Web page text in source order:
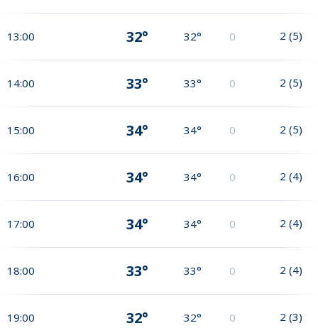
13:00 32° 32° 0 2 (5)
14:00 33° 33° 0 2 (5)
15:00 34° 34° 0 2 (5)
16:00 34° 34° 0 2 (4)
17:00 34° 34° 0 2 (4)
18:00 33° 33° 0 2 (4)
19:00 32° 32° 0 2 (3)